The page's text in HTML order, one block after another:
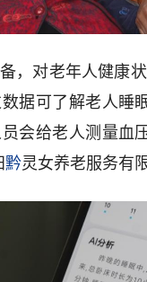
，对老年人健康
据可了解老人睡
会给老人测量血
黔灵女养老服务有